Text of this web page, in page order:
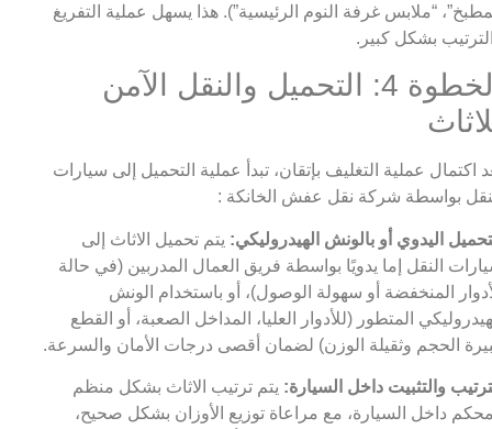
“ملابس غرفة النوم الرئيسية”). هذا يسهل عملية التفريغ
بشكل كبير.
الخطوة 4: التحميل والنقل الآمن
اكتمال عملية التغليف بإتقان، تبدأ عملية التحميل إلى سيارات
بواسطة شركة نقل عفش الخانكة :
اليدوي أو بالونش الهيدروليكي: يتم تحميل الاثاث إلى
النقل إما يدويًا بواسطة فريق العمال المدربين (في حالة
المنخفضة أو سهولة الوصول)، أو باستخدام الونش
المتطور (للأدوار العليا، المداخل الصعبة، أو القطع
الحجم وثقيلة الوزن) لضمان أقصى درجات الأمان والسرعة.
والتثبيت داخل السيارة: يتم ترتيب الاثاث بشكل منظم
داخل السيارة، مع مراعاة توزيع الأوزان بشكل صحيح،